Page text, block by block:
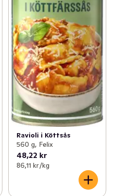
Ravioli i Köttsås
560 g, Felix
48,22 kr
86,11 kr /kg